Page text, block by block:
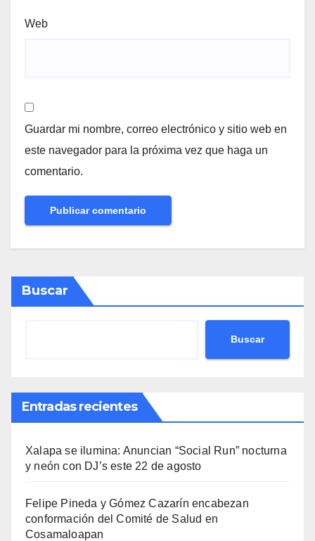
Web
Guardar mi nombre, correo electrónico y sitio web en
este navegador para la próxima vez que haga un
comentario.
Buscar
Buscar
Entradas recientes
Xalapa se ilumina: Anuncian “Social Run” nocturna
y neón con DJ’s este 22 de agosto
Felipe Pineda y Gómez Cazarín encabezan
conformación del Comité de Salud en
Cosamaloapan